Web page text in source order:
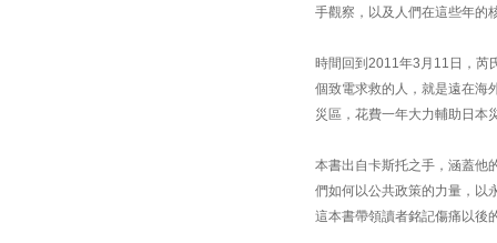
手觀察，以及人們在這些年的
時間回到2011年3月11日，芮
個致電求救的人，就是遠在海
災區，花費一年大力輔助日本
本書出自卡斯托之手，涵蓋他
們如何以公共政策的力量，以
這本書帶領讀者銘記傷痛以後